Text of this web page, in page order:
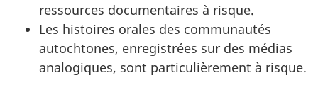
ressources documentaires à risque.
Les histoires orales des communautés
autochtones, enregistrées sur des médias
analogiques, sont particulièrement à risque.